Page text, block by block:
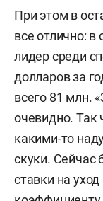
При этом в
все отлично: в
лидер среди
долларов за
всего 81 млн.
очевидно.
какими-то
скуки.
ставки на